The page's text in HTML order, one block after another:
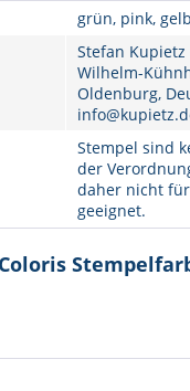
grün, pink,
Stefan Kupietz
Wilhelm-
Oldenburg,
Stempel sind
der
daher nicht
geeignet.